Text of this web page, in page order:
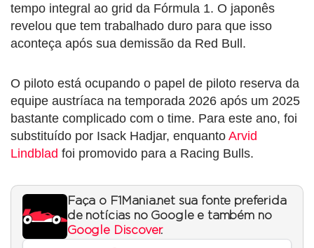
tempo integral ao grid da Fórmula 1. O japonês
revelou que tem trabalhado duro para que isso
aconteça após sua demissão da Red Bull.
O piloto está ocupando o papel de piloto reserva da
equipe austríaca na temporada 2026 após um 2025
bastante complicado com o time. Para este ano, foi
substituído por Isack Hadjar, enquanto Arvid
Lindblad foi promovido para a Racing Bulls.
Faça o F1Mania.net sua fonte preferida
de notícias no Google e também no
Google Discover.